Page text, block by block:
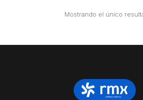
Mostrando el único